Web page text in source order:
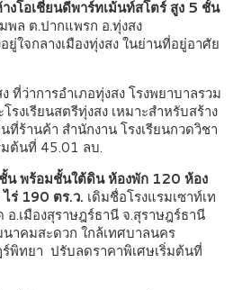
งโอเชี่ยนดีพาร์ทเม้นท์สโตร์ สูง 5 ชั้น
พล ต.ปากแพรก อ.ทุ่งสง
ยู่ใจกลางเมืองทุ่งสง ในย่านที่อยู่อาศัย
ที่ว่าการอำเภอทุ่งสง โรงพยาบาลรวม
งเรียนสตรีทุ่งสง เหมาะสำหรับสร้าง
ที่ร้านค้า สำนักงาน โรงเรียนกวดวิชา
ต้นที่ 45.01 ลบ.
น พร้อมชั้นใต้ดิน ห้องพัก 120 ห้อง
ร่ 190 ตร.ว. เดิมชื่อโรงแรมเซาท์เท
.เมืองสุราษฎร์ธานี จ.สุราษฎร์ธานี
าคมสะดวก ใกล้เทศบาลนคร
ร์พิทยา ปรับลดราคาพิเศษเริ่มต้นที่